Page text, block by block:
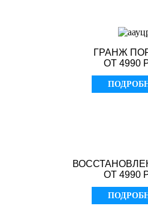
ГРАНЖ
ОТ 4990
ОТ 4990